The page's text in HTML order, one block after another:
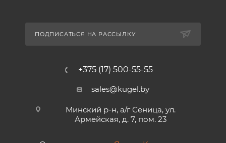
ПОДПИСАТЬСЯ НА РАССЫЛКУ
+375 (17) 500-55-55
sales@kugel.by
Минский р-н, а/г Сеница, ул.
Армейская, д. 7, пом. 23